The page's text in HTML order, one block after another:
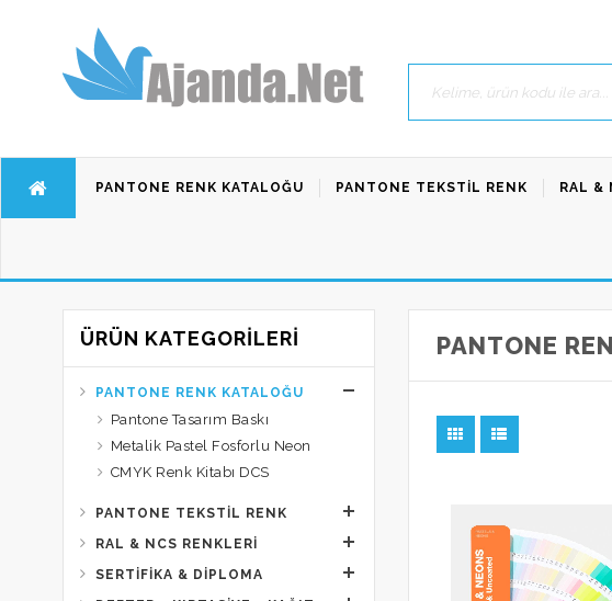
PANTONE RENK KATALOĞU PANTONE TEKSTIL RENK RAL &
ÜRÜN KATEGORILERI
PANTONE RENK KATALOĞU
Pantone Tasarım Baskı
Metalik Pastel Fosforlu Neon
CMYK Renk Kitabı DCS
PANTONE TEKSTIL RENK
RAL & NCS RENKLERI
SERTIFIKA & DIPLOMA
PANTONE